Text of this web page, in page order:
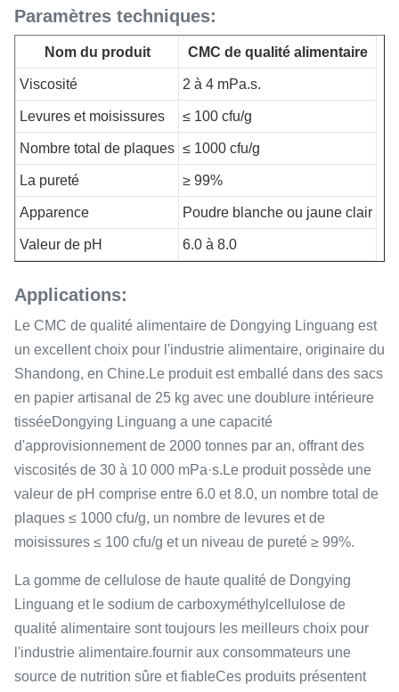
Paramètres techniques:
Nom du produit CMC de qualité alimentaire
Viscosité 2 à 4 mPa.s.
Levures et moisissures ≤ 100 cfu/g
Nombre total de plaques ≤ 1000 cfu/g
La pureté ≥ 99%
Apparence Poudre blanche ou jaune clair
Valeur de pH 6.0 à 8.0
Applications:
Le CMC de qualité alimentaire de Dongying Linguang est
un excellent choix pour l'industrie alimentaire, originaire du
Shandong, en Chine.Le produit est emballé dans des sacs
en papier artisanal de 25 kg avec une doublure intérieure
tisséeDongying Linguang a une capacité
d'approvisionnement de 2000 tonnes par an, offrant des
viscosités de 30 à 10 000 mPa·s.Le produit possède une
valeur de pH comprise entre 6.0 et 8.0, un nombre total de
plaques ≤ 1000 cfu/g, un nombre de levures et de
moisissures ≤ 100 cfu/g et un niveau de pureté ≥ 99%.
La gomme de cellulose de haute qualité de Dongying
Linguang et le sodium de carboxyméthylcellulose de
qualité alimentaire sont toujours les meilleurs choix pour
l'industrie alimentaire.fournir aux consommateurs une
source de nutrition sûre et fiableCes produits présentent